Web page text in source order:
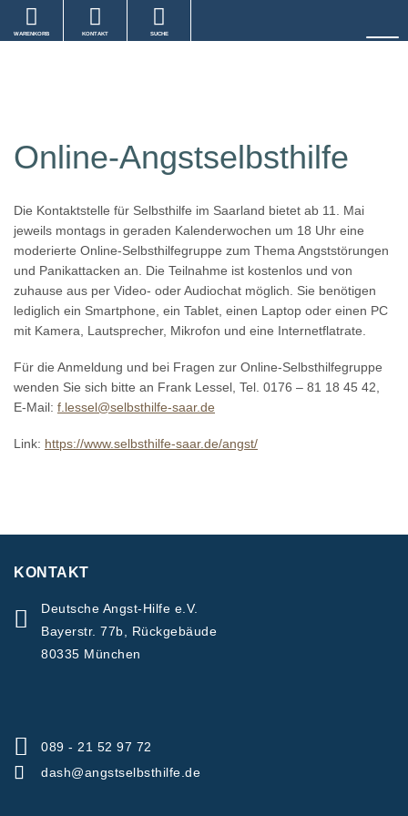
WARENKORB KONTAKT SUCHE
Online-Angstselbsthilfe
Die Kontaktstelle für Selbsthilfe im Saarland bietet ab 11. Mai
jeweils montags in geraden Kalenderwochen um 18 Uhr eine
moderierte Online-Selbsthilfegruppe zum Thema Angststörungen
und Panikattacken an. Die Teilnahme ist kostenlos und von
zuhause aus per Video- oder Audiochat möglich. Sie benötigen
lediglich ein Smartphone, ein Tablet, einen Laptop oder einen PC
mit Kamera, Lautsprecher, Mikrofon und eine Internetflatrate.
Für die Anmeldung und bei Fragen zur Online-Selbsthilfegruppe
wenden Sie sich bitte an Frank Lessel, Tel. 0176 – 81 18 45 42,
E-Mail: f.lessel@selbsthilfe-saar.de
Link: https://www.selbsthilfe-saar.de/angst/
KONTAKT
Deutsche Angst-Hilfe e.V.
Bayerstr. 77b, Rückgebäude
80335 München
089 - 21 52 97 72
dash@angstselbsthilfe.de